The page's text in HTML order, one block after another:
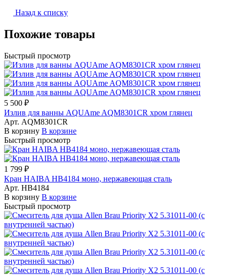
Назад к списку
Похожие товары
Быстрый просмотр
5 500 ₽
Излив для ванны AQUAme AQM8301CR хром глянец
Арт. AQM8301CR
В корзину В корзине
Быстрый просмотр
1 799 ₽
Кран HAIBA HB4184 моно, нержавеющая сталь
Арт. HB4184
В корзину В корзине
Быстрый просмотр